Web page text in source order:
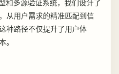
和多源验证系统，我们设计了
从用户需求的精准匹配到信
种路径不仅提升了用户体
。